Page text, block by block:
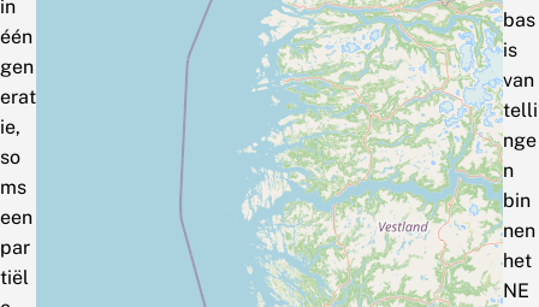
in
één
gen
erat
ie,
so
ms
een
par
tiël
bas
is
van
telli
nge
n
bin
nen
het
NE